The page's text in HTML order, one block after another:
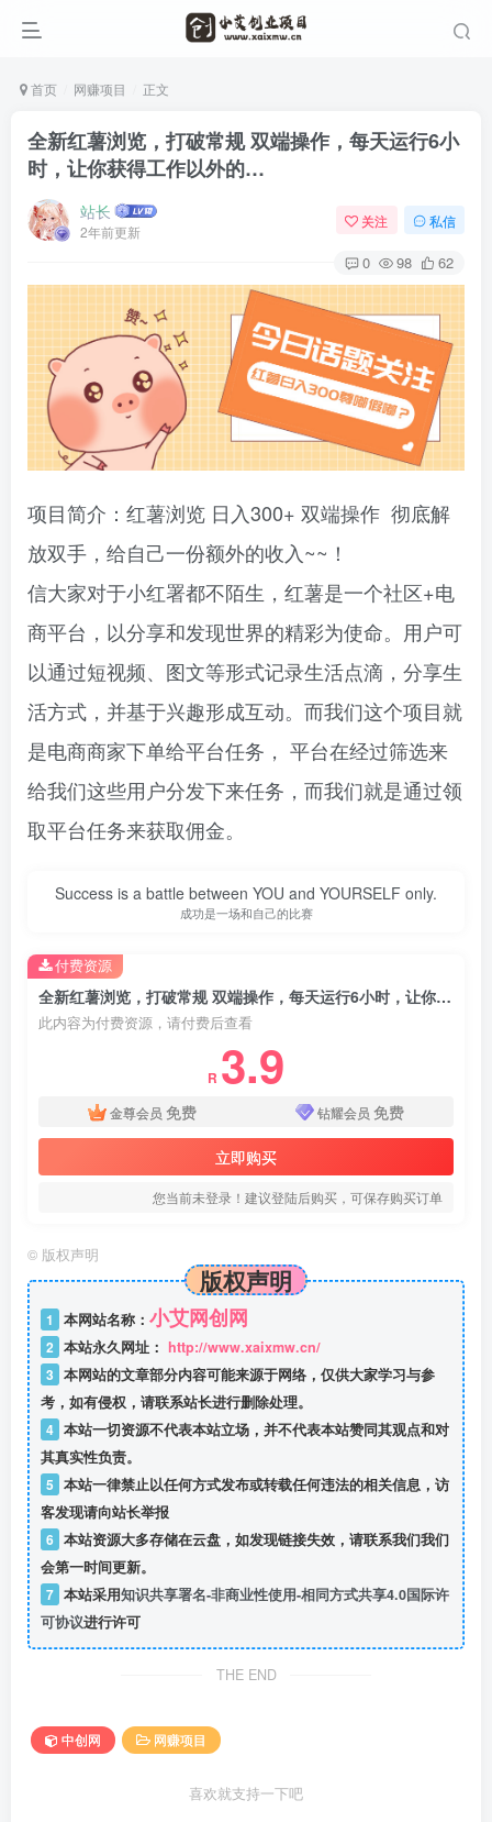
首页 网赚项目 正文
全新红薯浏览，打破常规 双端操作，每天运行6小
时，让你获得工作以外的…
站长
2年前更新
关注 私信
0 98 62
项目简介：红薯浏览 日入300+ 双端操作 彻底解
放双手，给自己一份额外的收入~~！
信大家对于小红署都不陌生，红薯是一个社区+电
商平台，以分享和发现世界的精彩为使命。用户可
以通过短视频、图文等形式记录生活点滴，分享生
活方式，并基于兴趣形成互动。而我们这个项目就
是电商商家下单给平台任务， 平台在经过筛选来
给我们这些用户分发下来任务，而我们就是通过领
取平台任务来获取佣金。
Success is a battle between YOU and YOURSELF only.
成功是一场和自己的比赛
全新红薯浏览，打破常规 双端操作，每天运行6小时，让你获得工作以外的…
此内容为付费资源，请付费后查看
R 3.9
金尊会员 免费 钻耀会员 免费
立即购买
您当前未登录！建议登陆后购买，可保存购买订单
付费资源
© 版权声明
版权声明
1 本网站名称： 小艾网创网
2 本站永久网址： http://www.xaixmw.cn/
3 本网站的文章部分内容可能来源于网络，仅供大家学习与参
考，如有侵权，请联系站长进行删除处理。
4 本站一切资源不代表本站立场，并不代表本站赞同其观点和对
其真实性负责。
5 本站一律禁止以任何方式发布或转载任何违法的相关信息，访
客发现请向站长举报
6 本站资源大多存储在云盘，如发现链接失效，请联系我们我们
会第一时间更新。
7 本站采用知识共享署名-非商业性使用-相同方式共享4.0国际许
可协议进行许可
THE END
中创网 网赚项目
喜欢就支持一下吧